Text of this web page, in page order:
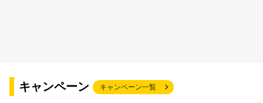
文字種類
キャンペーン キャンペーン一覧